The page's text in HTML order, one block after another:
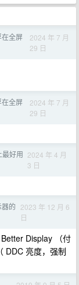
全屏
2024 年 7 月
29 日
全屏
2024 年 7 月
29 日
好用 2024 年 4 月
3 日
的 2023 年 12 月 6
日
Display （付
DDC 亮度，强制